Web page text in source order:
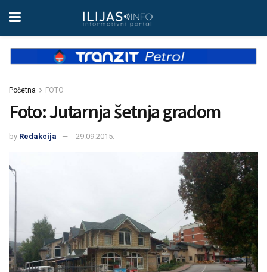
Početna FOTO
Foto: Jutarnja šetnja gradom
by Redakcija 29.09.2015.